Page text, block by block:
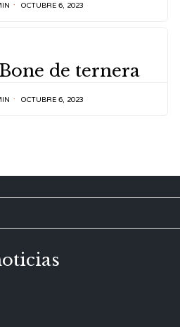
OCTUBRE 6, 2023
de ternera
OCTUBRE 6, 2023